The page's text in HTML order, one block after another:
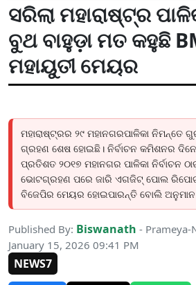
ସରିଲା ମହାରାଷ୍ଟ୍ର
ବୁଥ ବାହୁଡ଼ା ମତ କହୁଛି
ମହାୟୁତୀ ମେୟର
ମହାରାଷ୍ଟ୍ରର ୨୯ ମହାନଗରପାଳିକା ନିମନ୍ତେ
ଗ୍ରହଣ ଶେଷ ହୋଇଛି। ନିର୍ବାଚନ କମିଶନର
ପ୍ରତିଶତ ୨୦୧୭ ମହାନଗର ପାଳିକା ନିର୍ବାଚନ
ଭୋଟଗ୍ରହଣ ପରେ ଜାରି ଏଗଜିଟ୍ ପୋଲ
ବିଜେପିର ମେୟର ହୋଇପାରନ୍ତି ବୋଲି ଅନୁମାନ
Published By: Biswanath - Prameya-
January 15, 2026 09:41 PM
NEWS7